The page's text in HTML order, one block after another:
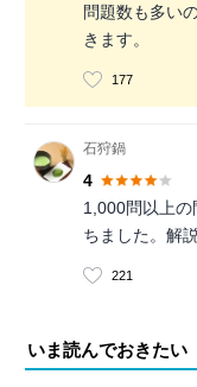
問題数も多い
きます。
177
石狩鍋
4
1,000問以上
ちました。解
221
いま読んでおきたい